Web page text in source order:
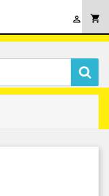
shopping_cart
